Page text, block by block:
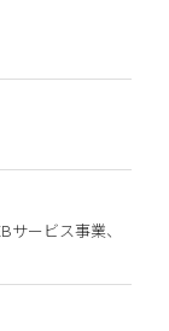
ービス事業、